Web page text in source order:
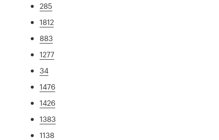
285
1812
883
1277
34
1476
1426
1383
1138